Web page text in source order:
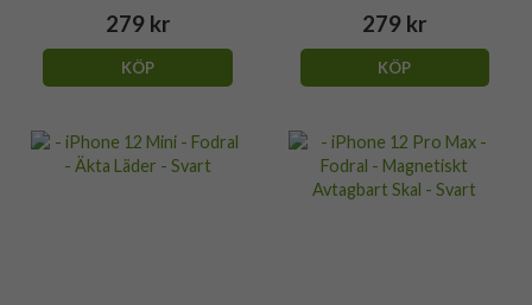
279 kr
KÖP
279 kr
KÖP